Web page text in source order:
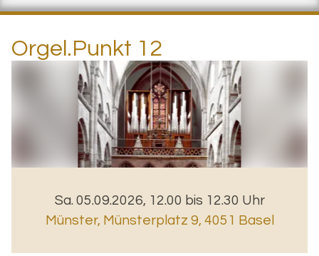
Orgel.Punkt 12
Sa. 05.09.2026, 12.00 bis 12.30 Uhr
Münster, Münsterplatz 9, 4051 Basel